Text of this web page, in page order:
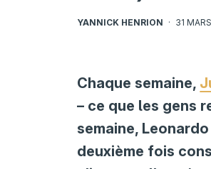
YANNICK HENRION · 31
Chaque semaine,
– ce que les gens
semaine,
deuxième fois